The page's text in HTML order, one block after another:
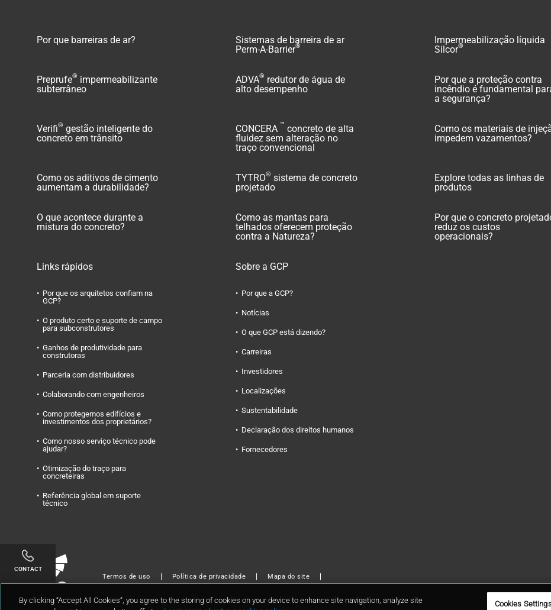
CONTACT
Por que barreiras de ar?
Sistemas de barreira de ar
Perm-A-Barrier®
Impermeabilização líquida
Silcor®
Preprufe® impermeabilizante
subterrâneo
ADVA® redutor de água de
alto desempenho
Por que a proteção contra
incêndio é fundamental
a segurança?
Verifi® gestão inteligente do
concreto em trânsito
CONCERA ™ concreto de alta
fluidez sem alteração no
traço convencional
Como os materiais de
impedem vazamentos?
Como os aditivos de cimento
aumentam a durabilidade?
TYTRO® sistema de concreto
projetado
Explore todas as linhas de
produtos
O que acontece durante a
mistura do concreto?
Como as mantas para
telhados oferecem proteção
contra a Natureza?
Por que o concreto
reduz os custos
operacionais?
Links rápidos
Por que os arquitetos confiam na
GCP?
O produto certo e suporte de campo
para subconstrutores
Ganhos de produtividade para
construtoras
Parceria com distribuidores
Colaborando com engenheiros
Como protegemos edifícios e
investimentos dos proprietários?
Como nosso serviço técnico pode
ajudar?
Otimização do traço para
concreteiras
Referência global em suporte
técnico
Sobre a GCP
Por que a GCP?
Notícias
O que GCP está dizendo?
Carreiras
Investidores
Localizações
Sustentabilidade
Declaração dos direitos humanos
Fornecedores
Linkedin Twitter
Termos de uso Política de privacidade Mapa do site
Copyright © 2024 GCP Applied Technologies Inc. GCP Applied Technologies and GCP are registered trademarks of GCP
By clicking “Accept All Cookies”, you agree to the storing of cookies on your device to enhance site navigation, analyze site
Cookies